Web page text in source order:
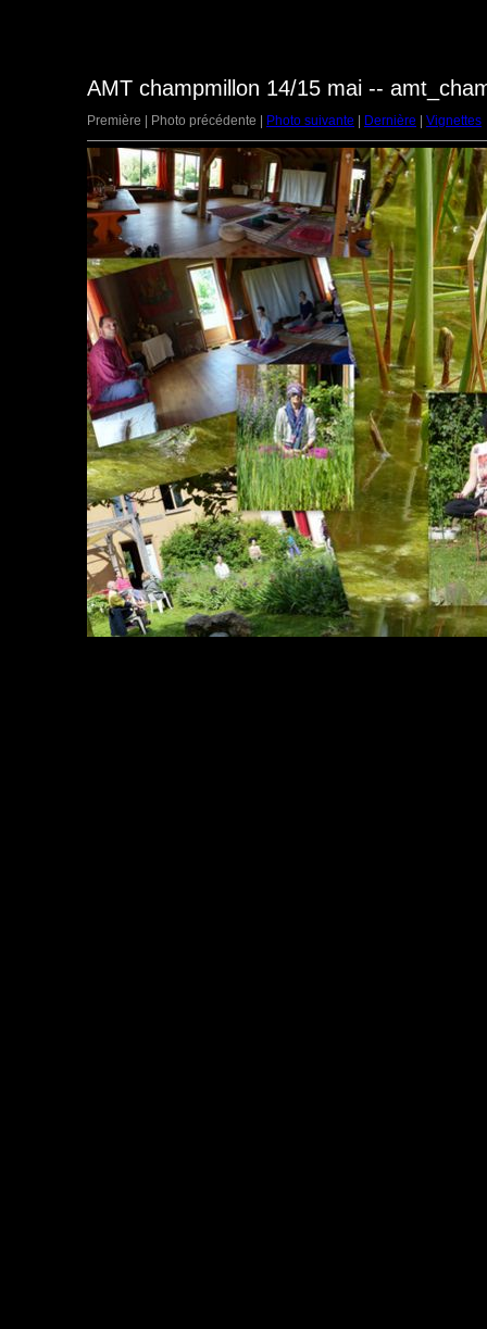
AMT champmillon 14/15 mai --
Première | Photo précédente | Photo suivante Dernière Vignettes